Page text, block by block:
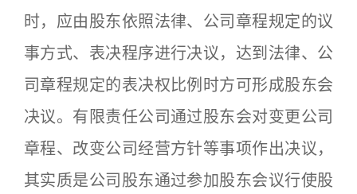
时，应由股东依照法律、公司章程规定的议
事方式、表决程序进行决议，达到法律、公
司章程规定的表决权比例时方可形成股东会
决议。有限责任公司通过股东会对变更公司
章程、改变公司经营方针等事项作出决议，
其实质是公司股东通过参加股东会议行使股